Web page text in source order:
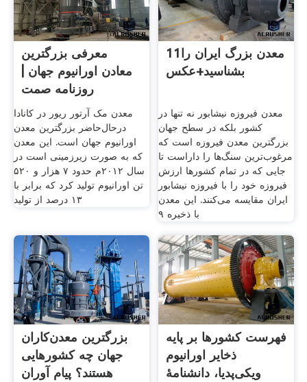
معرفی بزرگترین
معادن اورانیوم جهان |
روزنامه صمت
معدن مک آرتور ریور در کانادا
درحال‌حاضر بزرگترین معدن
اورانیوم جهان است. این معدن
که به صورت زیرزمینی است در
سال ۲۰۱۲م حدود ۷ هزار و ۵۲۰
تن اورانیوم تولید کرد که برابر با
۱۳ درصد از تولید
11معدن بزرگ ایران را
بشناسید+عکس
معدن فیروزه نیشابور نه تنها در
کشور بلکه در سطح جهان
بزرگترین معدن فیروزه است که
مرغوب‌ترین سنگ‌ها را داراست تا
جایی که در تمام کشورها ارزش
فیروزه خود را با فیروزه نیشابور
ایران مقایسه می‌‌کنند. این معدن
با ذخیره ۹
بزرگترین معدن‌کاران
جهان چه کشورهایی
هستند؟ پیام آوران
فهرست کشورها بر پایه
ذخایر اورانیوم
ویکی‌پدیا، دانشنامهٔ